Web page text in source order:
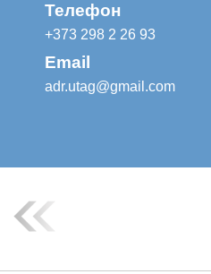
Телефон
+373 298 2 26 93
Email
adr.utag@gmail.com